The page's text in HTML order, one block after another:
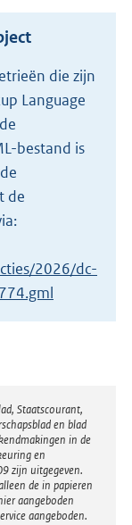
die zijn
Language
bestand is
de
2026/dc-
Staatscourant,
en blad
in de
en
zijn uitgegeven.
de in papieren
aangeboden
aangeboden.